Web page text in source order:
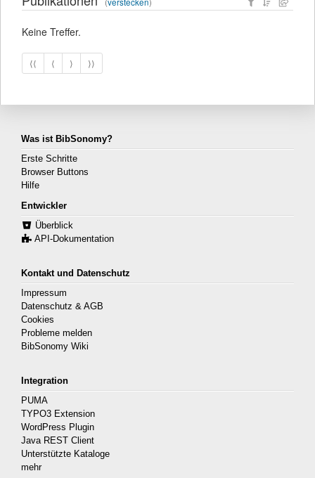
Keine Treffer.
⟨⟨ ⟨ ⟩ ⟩⟩
Was ist BibSonomy?
Erste Schritte
Browser Buttons
Hilfe
Entwickler
Überblick
API-Dokumentation
Kontakt und Datenschutz
Impressum
Datenschutz & AGB
Cookies
Probleme melden
BibSonomy Wiki
Integration
PUMA
TYPO3 Extension
WordPress Plugin
Java REST Client
Unterstützte Kataloge
mehr